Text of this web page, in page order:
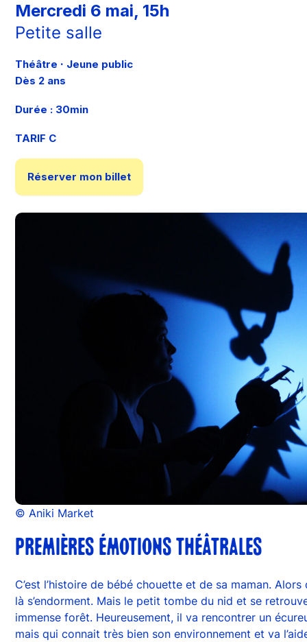
Mercredi 6 mai, 15h
Petite salle
Théâtre · Jeune public
Dès 2 ans
Durée : 30min
TARIF C
Réserver mon billet
© Aniki Market
PREMIÈRES ÉMOTIONS THÉÂTRALES
C’est l’histoire de bébé chouette et de sa maman.
là s’endorment. Mais le petit tombe du nid et se
immense forêt. Heureusement, il va rencontrer un
mais qui connait très bien son environnement et va